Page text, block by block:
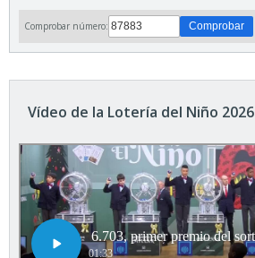
Comprobar número:
Vídeo de la Lotería del Niño 2026